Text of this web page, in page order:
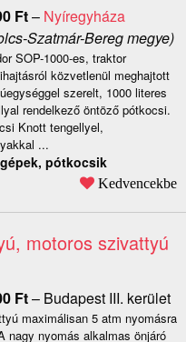
Ft– Nyíregyháza
Szatmár-Bereg megye)
SOP-1000-es, traktor
közvetlenül meghajtott
szerelt, 1000 literes
rendelkező öntöző pótkocsi.
Knott tengellyel,
...
pótkocsik
Kedvencekbe
motoros szivattyú
Ft– Budapest III. kerület
maximálisan 5 atm nyomásra
nagy nyomás alkalmas önjáró